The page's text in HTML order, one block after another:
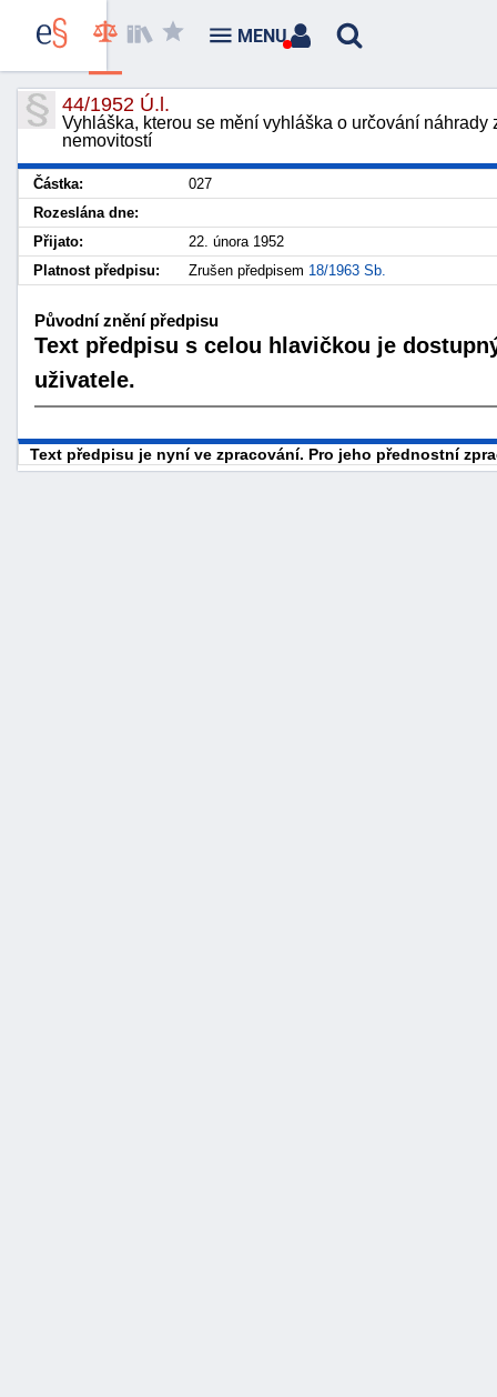
44/1952 Ú.l.
Vyhláška, kterou se mění vyhláška o určování
nemovitostí
Částka:
027
Rozeslána dne:
Přijato:
22. února 1952
Platnost předpisu:
Zrušen předpisem 18/1963 Sb.
Původní znění předpisu
Text předpisu s celou hlavičkou je
uživatele.
Text předpisu je nyní ve zpracování. Pro jeho přednostní
MENU